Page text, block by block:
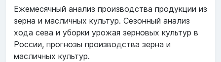
Ежемесячный анализ производства продукции из
зерна и масличных культур. Сезонный анализ
хода сева и уборки урожая зерновых культур в
России, прогнозы производства зерна и
масличных культур.